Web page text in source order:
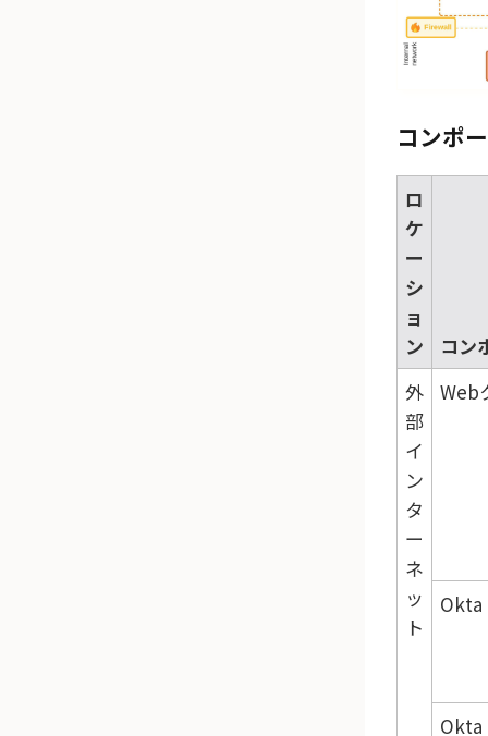
コンポ
ロ
ケ
ー
シ
ョ
ン
コン
外
部
イ
ン
タ
ー
ネ
ッ
ト
Web
Okta